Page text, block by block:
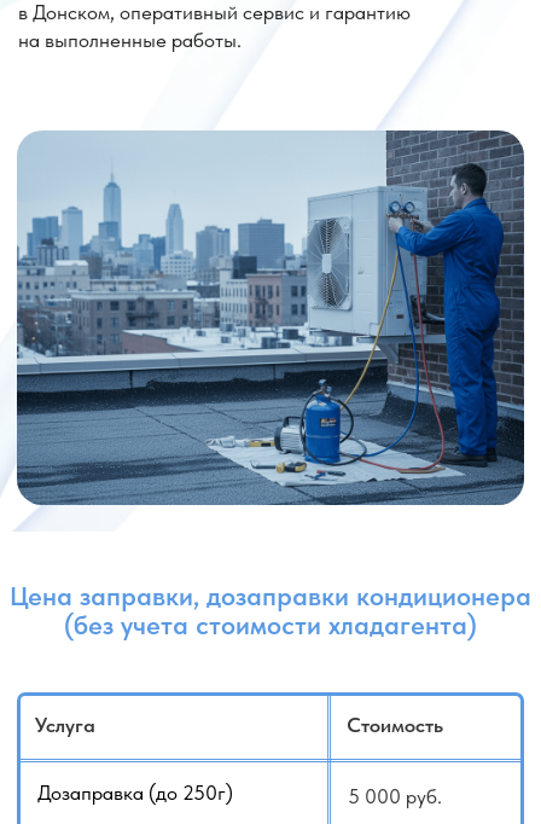
Услуга
Дозаправка (до 250г)
Поиск утечки
Заправка (до 1000г)
Устранение утечки, пайка
Заправка маслом контура
Вакуумация контура
10 000 руб.
7 500 руб.
2 000 руб.
2 500 руб.
5 000 руб.
5 000 руб.
(без учета стоимости хладагента)
рассчитать стоимость, у нас есть услуга:
+79140648798